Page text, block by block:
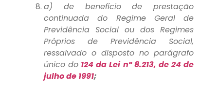
a) de benefício de prestação
continuada do Regime Geral de
Previdência Social ou dos Regimes
Próprios de Previdência Social,
ressalvado o disposto no parágrafo
único do 124 da Lei nº 8.213, de 24 de
julho de 1991;